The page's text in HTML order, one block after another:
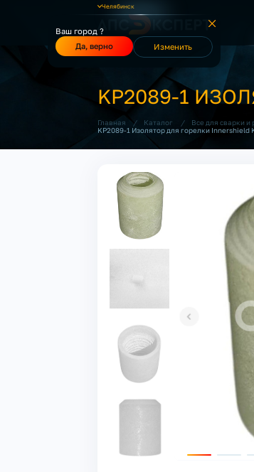
Челябинск
Ваш город ?
Да, верно
Изменить
KP2089-1
Главная / Каталог / Все для сварки и
KP2089-1 Изолятор для горелки Innershield